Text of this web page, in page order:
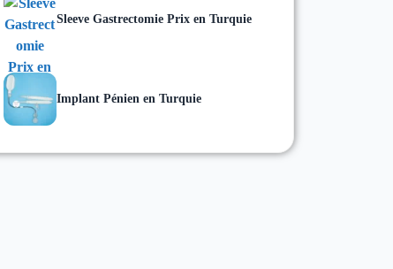
Sleeve Gastrectomie Prix en Turquie
Implant Pénien en Turquie